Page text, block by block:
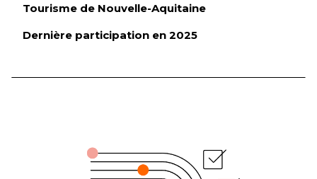
Tourisme de Nouvelle-Aquitaine
Dernière participation en 2025